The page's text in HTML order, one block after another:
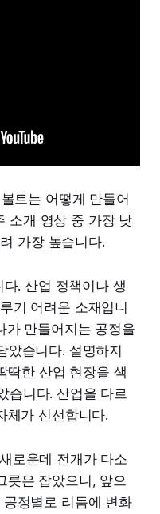
트는 어떻게 만들어
소개 영상 중 가장 낮
가장 높습니다.
. 산업 정책이나 생
기 어려운 소재입니
가 만들어지는 공정을
았습니다. 설명하지
딱한 산업 현장을 색
습니다. 산업을 다르
체가 신선합니다.
로운데 전개가 다소
릇은 잡았으니, 앞으
정별로 리듬에 변화